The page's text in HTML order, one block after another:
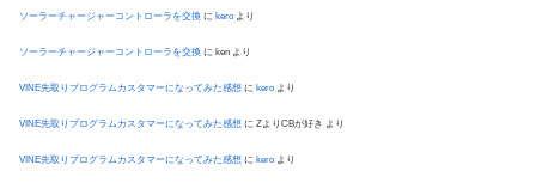
ソーラーチャージャーコントローラを交換 に kero より
ソーラーチャージャーコントローラを交換 に ken より
VINE先取りプログラムカスタマーになってみた感想 に kero より
VINE先取りプログラムカスタマーになってみた感想 に ZよりCBが好き より
VINE先取りプログラムカスタマーになってみた感想 に kero より